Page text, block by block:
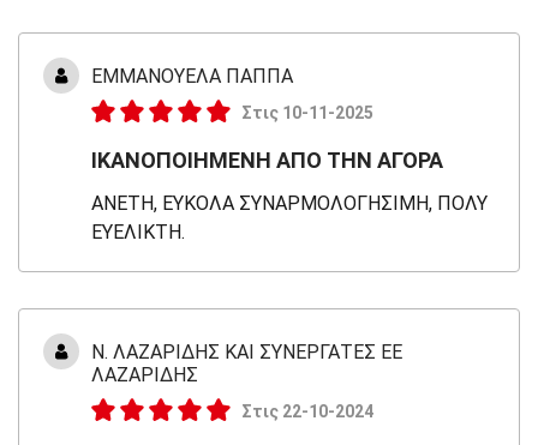
ΕΜΜΑΝΟΥΕΛΑ ΠΑΠΠΑ
Στις 10-11-2025
ΙΚΑΝΟΠΟΙΗΜΕΝΗ ΑΠΟ ΤΗΝ ΑΓΟΡΑ
ΑΝΕΤΗ, ΕΥΚΟΛΑ ΣΥΝΑΡΜΟΛΟΓΗΣΙΜΗ, ΠΟΛΥ
ΕΥΕΛΙΚΤΗ.
Ν. ΛΑΖΑΡΙΔΗΣ ΚΑΙ ΣΥΝΕΡΓΑΤΕΣ ΕΕ
ΛΑΖΑΡΙΔΗΣ
Στις 22-10-2024